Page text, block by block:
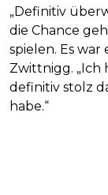
„Definitiv
die Chance
spielen. Es war
Zwittnigg. „Ich
definitiv stolz
habe.“